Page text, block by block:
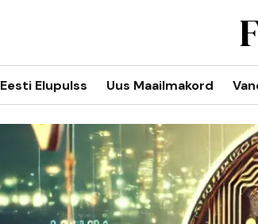
Eesti Elupulss Uus Maailmakord